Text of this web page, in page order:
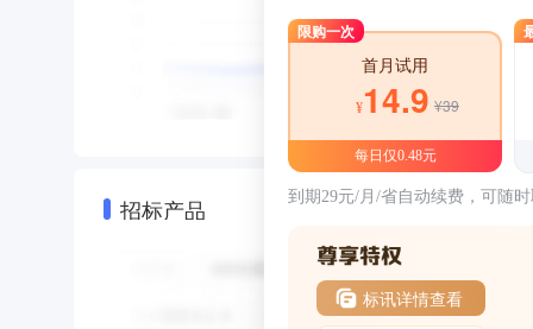
招标产品
限购一次
首月试用
¥14.9 ¥39
每日仅0.48元
到期29元/月/省自动续费，可随
标讯详情查看